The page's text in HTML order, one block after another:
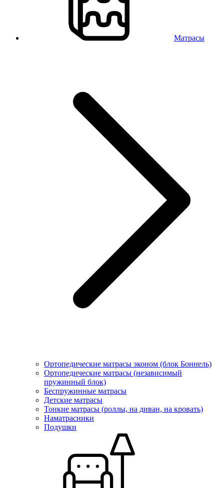
Матрасы
Ортопедические матрасы эконом (блок Боннель)
Ортопедические матрасы (независимый
пружинный блок)
Беcпружинные матрасы
Детские матрасы
Тонкие матрасы (роллы, на диван, на кровать)
Наматрасники
Подушки